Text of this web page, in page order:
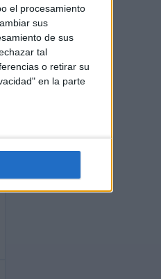
el procesamiento
sus
de sus
tal
o retirar su
en la parte